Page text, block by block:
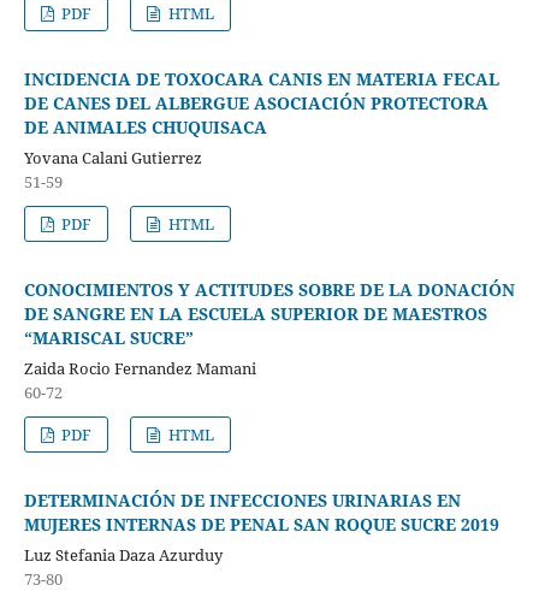
PDF
HTML
INCIDENCIA DE TOXOCARA CANIS EN MATERIA FECAL
DE CANES DEL ALBERGUE ASOCIACIÓN PROTECTORA
DE ANIMALES CHUQUISACA
Yovana Calani Gutierrez
51-59
PDF
HTML
CONOCIMIENTOS Y ACTITUDES SOBRE DE LA DONACIÓN
DE SANGRE EN LA ESCUELA SUPERIOR DE MAESTROS
“MARISCAL SUCRE”
Zaida Rocio Fernandez Mamani
60-72
PDF
HTML
DETERMINACIÓN DE INFECCIONES URINARIAS EN
MUJERES INTERNAS DE PENAL SAN ROQUE SUCRE 2019
Luz Stefania Daza Azurduy
73-80